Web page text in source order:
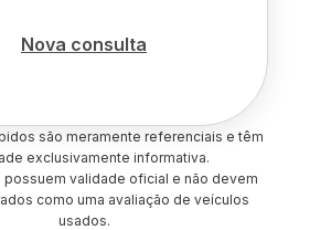
Nova consulta
são meramente referenciais e têm
exclusivamente informativa.
possuem validade oficial e não devem
como uma avaliação de veículos
usados.